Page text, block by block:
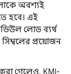
অবশ্যই
হবে। এই
লোড ব্যর্থ
প্রয়োজন
করা গেলেও, KMI-